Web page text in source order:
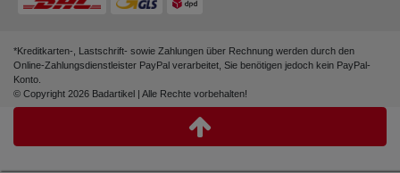
*Kreditkarten-, Lastschrift- sowie Zahlungen über Rechnung werden durch den
Online-Zahlungsdienstleister PayPal verarbeitet, Sie benötigen jedoch kein PayPal-
Konto.
© Copyright 2026 Badartikel | Alle Rechte vorbehalten!